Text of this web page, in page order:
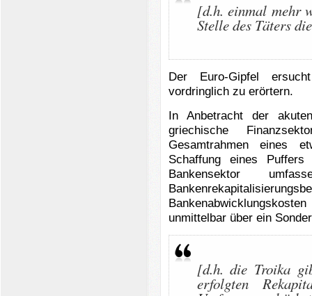
[d.h. einmal mehr
Stelle des Täters
Der Euro-Gipfel
vordringlich zu erörtern.
In Anbetracht der
griechische
Gesamtrahmen eines
Schaffung eines
Bankensektor
unmittelbar über ein
[d.h. die Troika
erfolgten